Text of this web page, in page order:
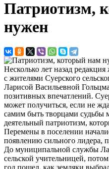
Патриотизм,
нужен
Несколько лет назад
с жителями Суерского
Ларисой Васильевной
позитивных впечатлений.
может получиться, если не
самим быть творцами судьбы
деятельный патриотизм,
Перемены в поселении
появлению сильного лидера,
До муниципальной службы
сельской учительницей,
год пошел, как земляки